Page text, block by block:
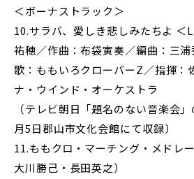
＜ボーナストラック＞
10.サラバ、愛しき悲しみたちよ ＜
祐穂／作曲：布袋寅奏／編曲：三浦
歌：ももいろクローバーZ／指揮：
ナ・ウインド・オーケストラ
（テレビ朝日「題名のない音楽会
月5日郡山市文化会館にて収録）
11.ももクロ・マーチング・メドレ
大川勝己・長田英之）